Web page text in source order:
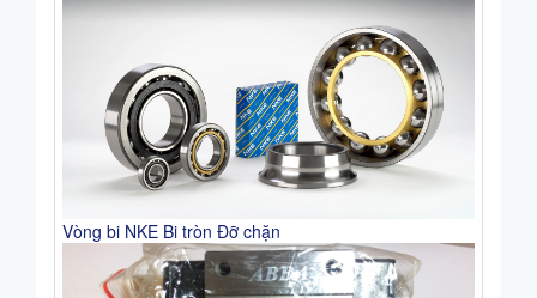
Vòng bi NKE Bi tròn Đỡ chặn